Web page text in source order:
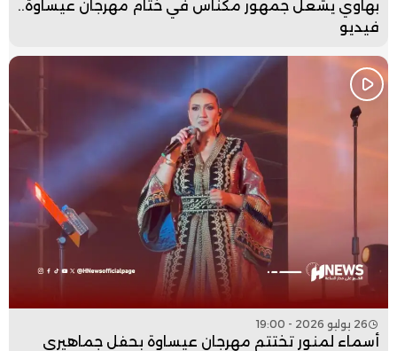
بهاوي يشعل جمهور مكناس في ختام مهرجان عيساوة..
فيديو
26 يوليو 2026 - 19:00
أسماء لمنور تختتم مهرجان عيساوة بحفل جماهيري